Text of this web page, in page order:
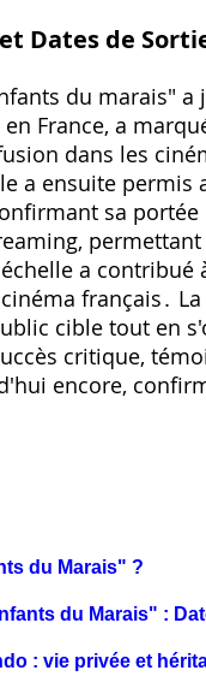
Dates de
du marais"
en France‚ a
dans les
a ensuite permis
sa
a
français․
cible tout en
critique‚
encore‚
du Marais" ?
du Marais" :
: vie privée et